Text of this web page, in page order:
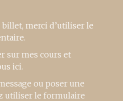
billet, merci d’utiliser le
.
sur mes cours et
ici.
ou poser une
utiliser le formulaire